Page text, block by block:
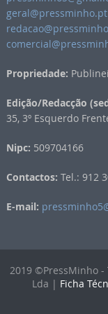
geral@pressminho.pt
Propriedade:
Edição/Redacção
35, 3º Esquerdo
Nipc: 509704166
Contactos: Tel.: 912
E-mail:
2019 ©PressMinho
Lda | Ficha